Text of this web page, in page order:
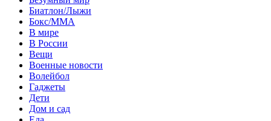
Биатлон/Лыжи
Бокс/MMA
В мире
В России
Вещи
Военные новости
Волейбол
Гаджеты
Дети
Дом и сад